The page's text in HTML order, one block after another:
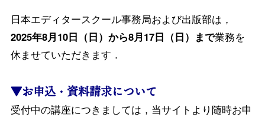
日本エディタースクール事務局および出版部は，
2025年8月10日（日）から8月17日（日）まで業務を
休ませていただきます．
▼お申込・資料請求について
受付中の講座につきましては，当サイトより随時お申